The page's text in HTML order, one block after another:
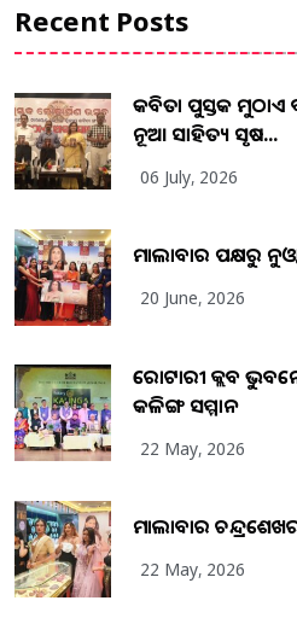
Recent Posts
କବିତା ପୁସ୍ତକ ମୁଠାଏ
ନୂଆ ସାହିତ୍ୟ ସୃଷ...
06 July, 2026
ମାଲାବାର ପକ୍ଷରୁ
20 June, 2026
ରୋଟାରୀ କ୍ଲବ
କଳିଙ୍ଗ ସମ୍ମାନ
22 May, 2026
ମାଲାବାର
22 May, 2026